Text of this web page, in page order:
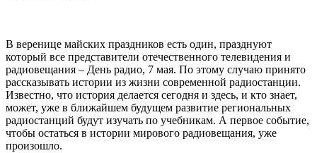
В веренице майских праздников есть один, празднуют
который все представители отечественного телевидения и
радиовещания – День радио, 7 мая. По этому случаю принято
рассказывать истории из жизни современной радиостанции.
Известно, что история делается сегодня и здесь, и кто знает,
может, уже в ближайшем будущем развитие региональных
радиостанций будут изучать по учебникам. А первое событие,
чтобы остаться в истории мирового радиовещания, уже
произошло.